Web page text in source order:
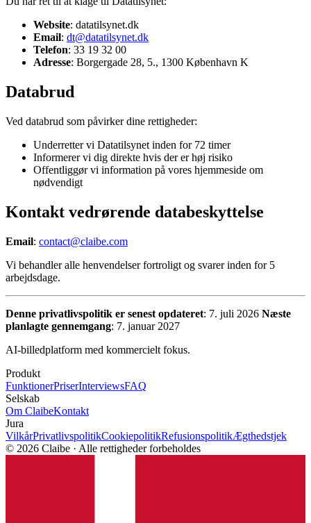
Website: datatilsynet.dk
Email: dt@datatilsynet.dk
Telefon: 33 19 32 00
Adresse: Borgergade 28, 5., 1300 København K
Databrud
Ved databrud som påvirker dine rettigheder:
Underretter vi Datatilsynet inden for 72 timer
Informerer vi dig direkte hvis der er høj risiko
Offentliggør vi information på vores hjemmeside om
nødvendigt
Kontakt vedrørende databeskyttelse
Email: contact@claibe.com
Vi behandler alle henvendelser fortroligt og svarer inden for 5
arbejdsdage.
Denne privatlivspolitik er senest opdateret: 7. juli 2026 Næste
planlagte gennemgang: 7. januar 2027
AI-billedplatform med kommercielt fokus.
Produkt
FunktionerPriserInterviewsFAQ
Selskab
Om ClaibeKontakt
Jura
VilkårPrivatlivspolitikCookiepolitikRefusionspolitikÆgthedstjek
© 2026 Claibe · Alle rettigheder forbeholdes